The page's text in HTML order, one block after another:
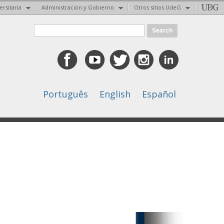
Administración y Gobierno Otros sitios UdeG
Search form
Português English Español